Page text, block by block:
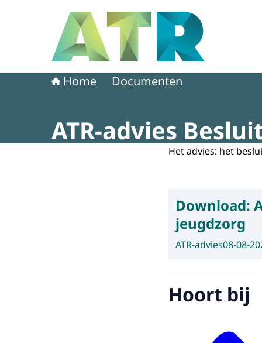
Home Documenten
ATR-advies
Het advies: het
Download:
jeugdzorg
ATR-advies08-08-
Hoort bij